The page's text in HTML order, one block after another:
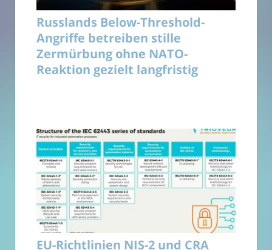
Russlands Below-Threshold-
Angriffe betreiben stille
Zermürbung ohne NATO-
Reaktion gezielt langfristig
EU-Richtlinien NIS-2 und CRA